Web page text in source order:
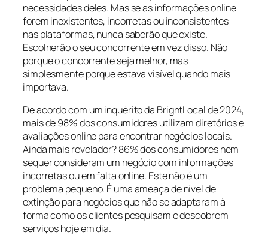
necessidades deles. Mas se as informações online
forem inexistentes, incorretas ou inconsistentes
nas plataformas, nunca saberão que existe.
Escolherão o seu concorrente em vez disso. Não
porque o concorrente seja melhor, mas
simplesmente porque estava visível quando mais
importava.
De acordo com um inquérito da BrightLocal de 2024,
mais de 98% dos consumidores utilizam diretórios e
avaliações online para encontrar negócios locais.
Ainda mais revelador? 86% dos consumidores nem
sequer consideram um negócio com informações
incorretas ou em falta online. Este não é um
problema pequeno. É uma ameaça de nível de
extinção para negócios que não se adaptaram à
forma como os clientes pesquisam e descobrem
serviços hoje em dia.